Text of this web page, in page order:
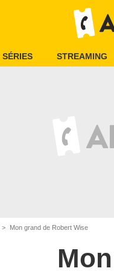
SÉRIES STREAMING
Mon grand de Robert Wise